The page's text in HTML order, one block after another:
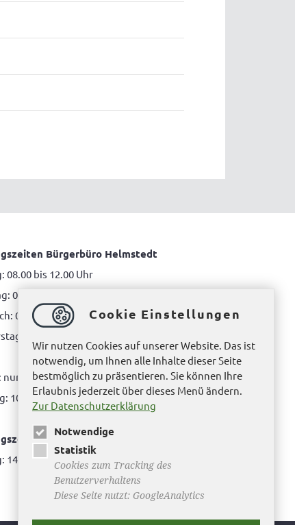
Bürgerbüro Helmstedt
08.00 bis 12.00 Uhr
08.00 bis 12.00 Uhr & 15.00 Uhr bis 17.00 Uhr
08.00 bis 12.00 Uhr
08.00 bis 12.00 Uhr & 14.00 Uhr bis 16.00
nur nach Terminvereinbarung
10.00 bis 12.00 Uhr
Bürgerbüro Büddenstedt
14:00 bis 16:00 Uhr
Cookie Einstellungen
Wir nutzen Cookies auf unserer Website. Das ist
notwendig, um Ihnen alle Inhalte dieser Seite
bestmöglich zu präsentieren. Sie können Ihre
Erlaubnis jederzeit über dieses Menü ändern.
Zur Datenschutzerklärung
Notwendige
Statistik
Cookies zum Tracking des
Benutzerverhaltens
Diese Seite nutzt: GoogleAnalytics